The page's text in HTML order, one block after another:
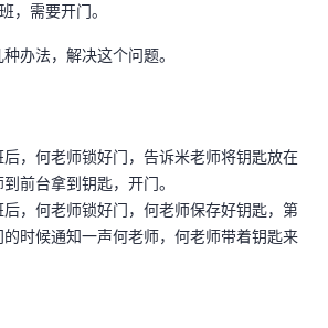
，需要开门。
办法，解决这个问题。
后，何老师锁好门，告诉米老师将钥匙放在
前台拿到钥匙，开门。
后，何老师锁好门，何老师保存好钥匙，第
时候通知一声何老师，何老师带着钥匙来